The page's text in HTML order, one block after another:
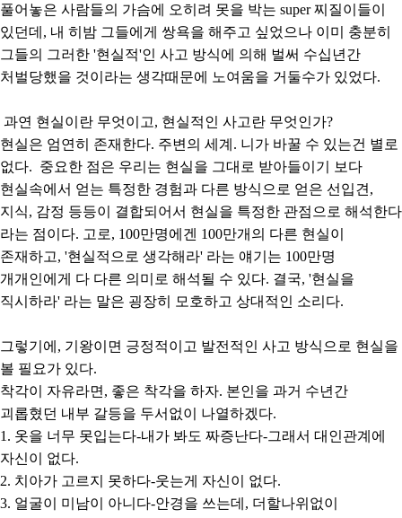
풀어놓은 사람들의 가슴에 오히려 못을 박는 super 찌질이들이
있던데, 내 히밤 그들에게 쌍욕을 해주고 싶었으나 이미 충분히
그들의 그러한 '현실적'인 사고 방식에 의해 벌써 수십년간
처벌당했을 것이라는 생각때문에 노여움을 거둘수가 있었다.
과연 현실이란 무엇이고, 현실적인 사고란 무엇인가?
현실은 엄연히 존재한다. 주변의 세계. 니가 바꿀 수 있는건 별로
없다. 중요한 점은 우리는 현실을 그대로 받아들이기 보다
현실속에서 얻는 특정한 경험과 다른 방식으로 얻은 선입견,
지식, 감정 등등이 결합되어서 현실을 특정한 관점으로 해석한다
라는 점이다. 고로, 100만명에겐 100만개의 다른 현실이
존재하고, '현실적으로 생각해라' 라는 얘기는 100만명
개개인에게 다 다른 의미로 해석될 수 있다. 결국, '현실을
직시하라' 라는 말은 굉장히 모호하고 상대적인 소리다.
그렇기에, 기왕이면 긍정적이고 발전적인 사고 방식으로 현실을
볼 필요가 있다.
착각이 자유라면, 좋은 착각을 하자. 본인을 과거 수년간
괴롭혔던 내부 갈등을 두서없이 나열하겠다.
1. 옷을 너무 못입는다-내가 봐도 짜증난다-그래서 대인관계에
자신이 없다.
2. 치아가 고르지 못하다-웃는게 자신이 없다.
3. 얼굴이 미남이 아니다-안경을 쓰는데, 더할나위없이